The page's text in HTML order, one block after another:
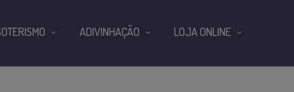
ADIVINHAÇÃO LOJA ONLINE